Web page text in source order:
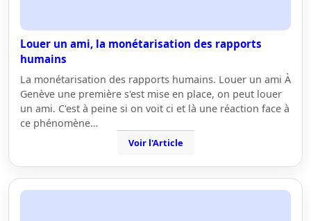
Louer un ami, la monétarisation des rapports
humains
La monétarisation des rapports humains. Louer un ami À
Genève une première s'est mise en place, on peut louer
un ami. C'est à peine si on voit ci et là une réaction face à
ce phénomène…
Voir l'Article